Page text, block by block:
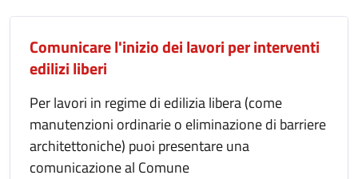
Comunicare l'inizio dei lavori per interventi
edilizi liberi
Per lavori in regime di edilizia libera (come
manutenzioni ordinarie o eliminazione di barriere
architettoniche) puoi presentare una
comunicazione al Comune